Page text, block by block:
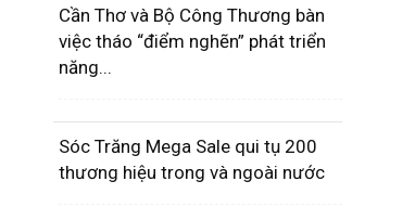
Cần Thơ và Bộ Công Thương bàn
việc tháo “điểm nghẽn” phát triển
năng...
Sóc Trăng Mega Sale qui tụ 200
thương hiệu trong và ngoài nước